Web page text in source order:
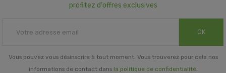
profitez d'offres exclusives
OK
Vous pouvez vous désinscrire à tout moment. Vous trouverez pour cela nos
informations de contact dans la politique de confidentialité.